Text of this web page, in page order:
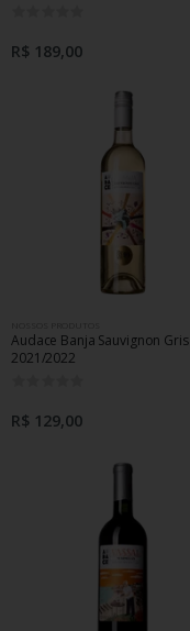
R$ 189,00
Audace Banja Sauvignon Gris
2021/2022
R$ 129,00